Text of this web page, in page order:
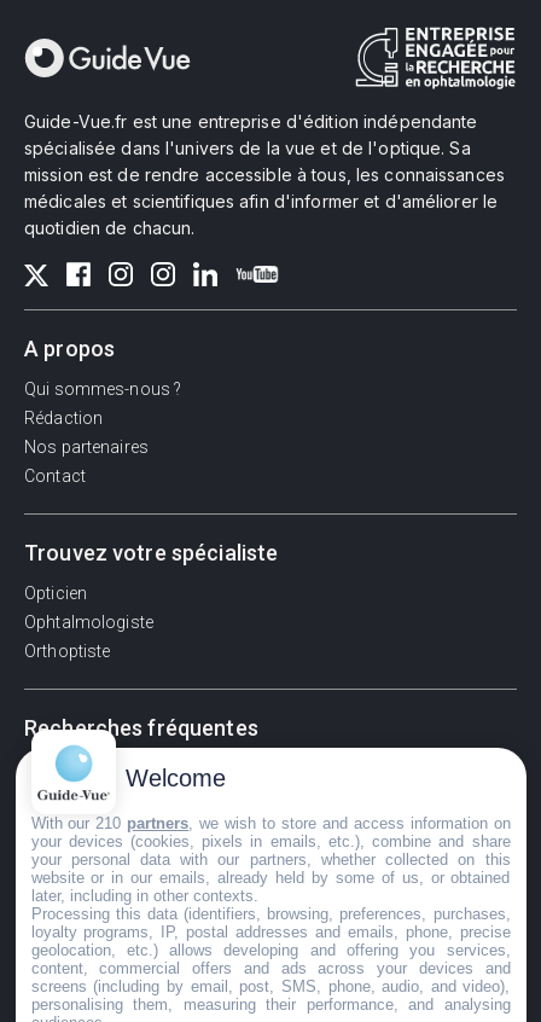
Guide-Vue.fr est une entreprise d'édition indépendante
spécialisée dans l'univers de la vue et de l'optique. Sa
mission est de rendre accessible à tous, les connaissances
médicales et scientifiques afin d'informer et d'améliorer le
quotidien de chacun.
A propos
Qui sommes-nous ?
Rédaction
Nos partenaires
Contact
Trouvez votre spécialiste
Opticien
Ophtalmologiste
Orthoptiste
Recherches fréquentes
Pathologies adultes
Signes d'une urgence ophtalmologique
La vision
Acuité visuelle
Myosis / mydriase
Œdème oculaire
©GuideVue2024
Welcome
With our 210 partners , we wish to store and access information on
your devices (cookies, pixels in emails, etc.), combine and share
your personal data with our partners, whether collected on this
website or in our emails, already held by some of us, or obtained
later, including in other contexts.
Processing this data (identifiers, browsing, preferences, purchases,
loyalty programs, IP, postal addresses and emails, phone, precise
geolocation, etc.) allows developing and offering you services,
content, commercial offers and ads across your devices and
screens (including by email, post, SMS, phone, audio, and video),
personalising them, measuring their performance, and analysing